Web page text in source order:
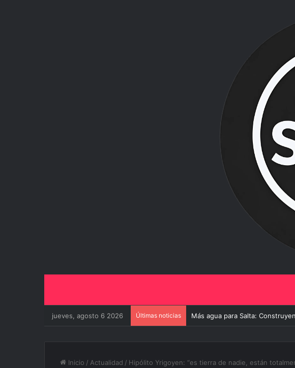
jueves, agosto 6 2026 Últimas noticias El aeropuerto de Salta vive su
Inicio / Actualidad / Hipólito Yrigoyen: “es tierra de nadie, están